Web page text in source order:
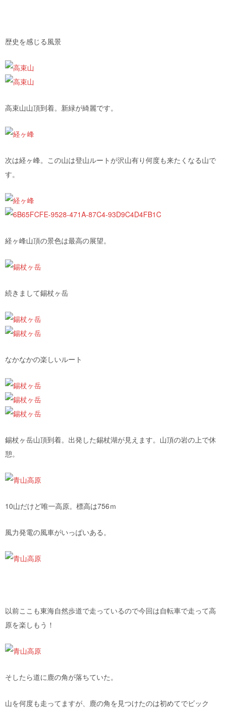
歴史を感じる風景
高束山山頂到着。新緑が綺麗です。
次は経ヶ峰。この山は登山ルートが沢山有り何度も来たくなる山で
す。
経ヶ峰山頂の景色は最高の展望。
続きまして錫杖ヶ岳
なかなかの楽しいルート
錫杖ヶ岳山頂到着。出発した錫杖湖が見えます。山頂の岩の上で休
憩。
10山だけど唯一高原。標高は756ｍ
風力発電の風車がいっぱいある。
以前ここも東海自然歩道で走っているので今回は自転車で走って高
原を楽しもう！
そしたら道に鹿の角が落ちていた。
山を何度も走ってますが、鹿の角を見つけたのは初めてでビック